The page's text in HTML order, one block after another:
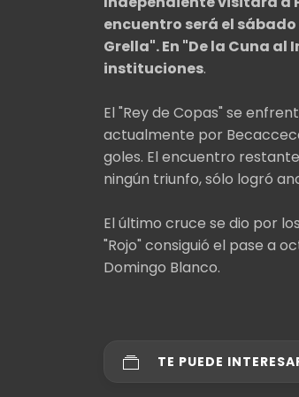
encuentro será el
Grella". En "De la Cuna
instituciones.
El "Rey de Copas" se
actualmente por
goles. El encuentro
ningún triunfo, sólo logró
El último cruce se dio por
"Rojo" consiguió el pase a
Domingo Blanco.
TE PUEDE